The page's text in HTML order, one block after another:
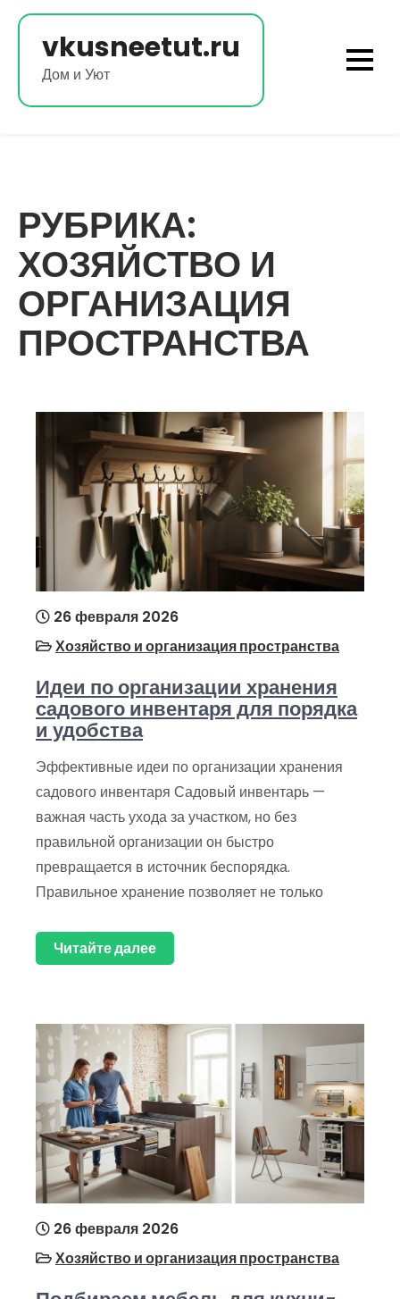
Перейти
содержимому
vkusneetut.ru
Дом и Уют
РУБРИКА:
ХОЗЯЙСТВО И
ОРГАНИЗАЦИЯ
ПРОСТРАНСТВА
26 февраля 2026
Хозяйство и организация пространства
Идеи по организации хранения
садового инвентаря для порядка
и удобства
Эффективные идеи по организации хранения
садового инвентаря Садовый инвентарь —
важная часть ухода за участком, но без
правильной организации он быстро
превращается в источник беспорядка.
Правильное хранение позволяет не только
Читайте далее
26 февраля 2026
Хозяйство и организация пространства